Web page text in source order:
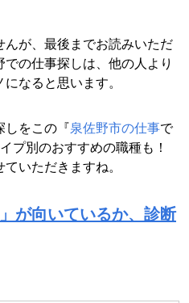
が、最後までお読みいただ
の仕事探しは、他の人より
なると思います。
しをこの『泉佐野市の仕事で
プ別のおすすめの職種も！
いただきますね。
が向いているか、診断